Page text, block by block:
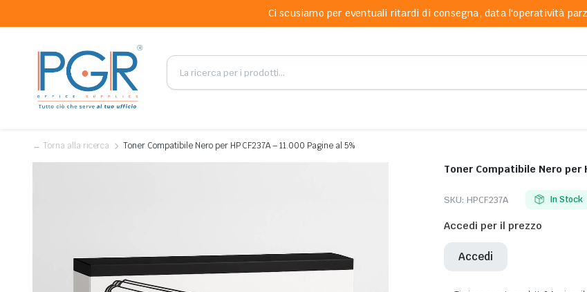
Ci scusiamo per eventuali ritardi di consegna, data l'operatività
← Torna alla ricerca Toner Compatibile Nero per HP CF237A – 11.000 Pagine al 5%
Toner Compatibile Nero per
SKU: HPCF237A In Stock
Accedi per il prezzo
Accedi